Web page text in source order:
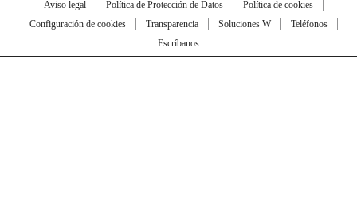
Aviso legal Política de Protección de Datos
Política de cookies
Configuración de cookies
Transparencia Soluciones W
Teléfonos
Escríbanos